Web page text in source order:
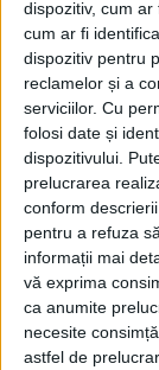
dispozitiv, cum ar
cum ar fi
dispozitiv pentru
reclamelor și a
serviciilor. Cu
folosi date și
dispozitivului.
prelucrarea
conform
pentru a refuza
informații mai
vă exprima
ca anumite
necesite
astfel de
Acasă Etichete
Etichetă: